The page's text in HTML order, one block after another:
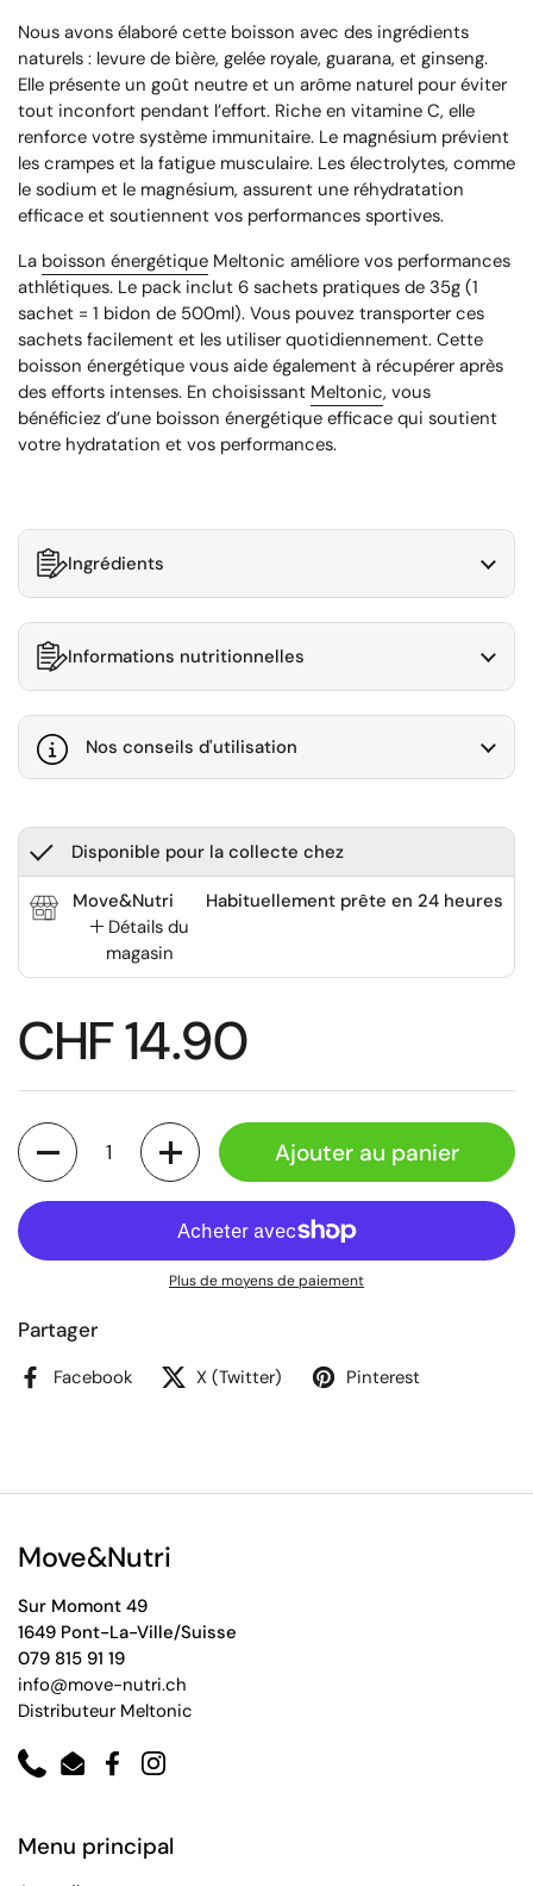
Nous avons élaboré cette boisson avec des ingrédients
naturels : levure de bière, gelée royale, guarana, et ginseng.
Elle présente un goût neutre et un arôme naturel pour éviter
tout inconfort pendant l’effort. Riche en vitamine C, elle
renforce votre système immunitaire. Le magnésium prévient
les crampes et la fatigue musculaire. Les électrolytes, comme
le sodium et le magnésium, assurent une réhydratation
efficace et soutiennent vos performances sportives.
La boisson énergétique Meltonic améliore vos performances
athlétiques. Le pack inclut 6 sachets pratiques de 35g (1
sachet = 1 bidon de 500ml). Vous pouvez transporter ces
sachets facilement et les utiliser quotidiennement. Cette
boisson énergétique vous aide également à récupérer après
des efforts intenses. En choisissant Meltonic, vous
bénéficiez d’une boisson énergétique efficace qui soutient
votre hydratation et vos performances.
Ingrédients
Informations nutritionnelles
Nos conseils d'utilisation
Disponible pour la collecte chez
Move&Nutri
Détails du
magasin
Habituellement prête en 24 heures
CHF 14.90
Quantité
Ajouter au panier
Plus de moyens de paiement
Partager
Facebook X (Twitter) Pinterest
Move&Nutri
Sur Momont 49
1649 Pont-La-Ville/Suisse
079 815 91 19
info@move-nutri.ch
Distributeur Meltonic
PhoneEmailFacebookInstagram
Menu principal